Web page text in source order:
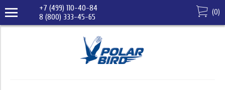
+7 (499) 110-40-84
8 (800) 333-45-65
(0)